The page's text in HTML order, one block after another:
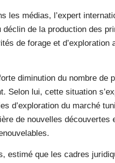
les médias, l’expert
de la production des
de forage et d’exploration
diminution du nombre de
Selon lui, cette situation
d’exploration du marché
de nouvelles découvertes
estimé que les cadres